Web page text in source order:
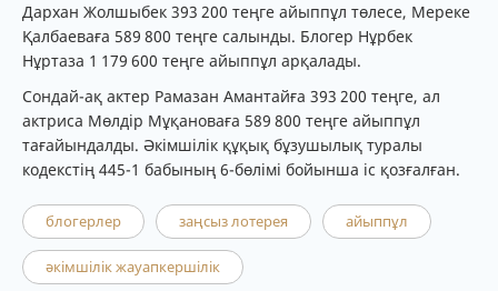
Дархан Жолшыбек 393 200 теңге айыппұл төлесе, Мереке
Қалбаеваға 589 800 теңге салынды. Блогер Нұрбек
Нұртаза 1 179 600 теңге айыппұл арқалады.
Сондай-ақ актер Рамазан Амантайға 393 200 теңге, ал
актриса Мөлдір Мұқановаға 589 800 теңге айыппұл
тағайындалды. Әкімшілік құқық бұзушылық туралы
кодекстің 445-1 бабының 6-бөлімі бойынша іс қозғалған.
блогерлер заңсыз лотерея айыппұл
әкімшілік жауапкершілік